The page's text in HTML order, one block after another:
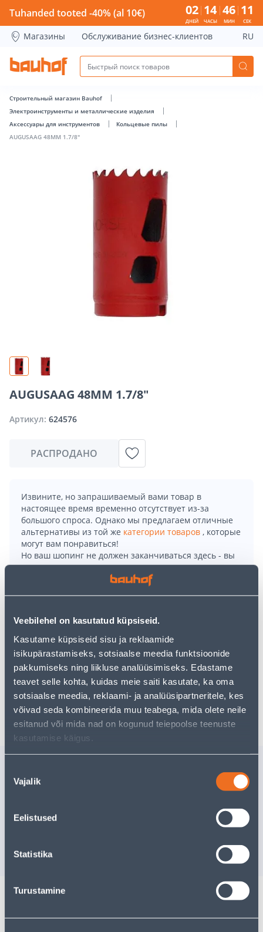
Veebilehel on kasutatud küpsiseid.
Kasutame küpsiseid sisu ja reklaamide
isikupärastamiseks, sotsiaalse meedia funktsioonide
pakkumiseks ning liikluse analüüsimiseks. Edastame
teavet selle kohta, kuidas meie saiti kasutate, ka oma
sotsiaalse meedia, reklaami- ja analüüsipartneritele, kes
võivad seda kombineerida muu teabega, mida olete neile
esitanud või mida nad on kogunud teiepoolse teenuste
kasutamise käigus.
valik
Vajalik
Eelistused
Statistika
Turustamine
AUGUSAAG 48MM 1.7/8&quot; - Bauhof has loaded
Tuhanded tooted -40% (al 10€) 02
ДНЕЙ
14
ЧАСЫ
46
МИН
11
СЕК
Магазины Обслуживание бизнес-клиентов RU
Строительный магазин Bauhof
Электроинструменты и металлические изделия
Аксессуары для инструментов
Кольцевые пилы
AUGUSAAG 48MM 1.7/8"
AUGUSAAG 48MM 1.7/8"
Артикул: 624576
РАСПРОДАНО
Извините, но запрашиваемый вами товар в
настоящее время временно отсутствует из-за
большого спроса. Однако мы предлагаем отличные
альтернативы из той же категории товаров , которые
могут вам понравиться!
Но ваш шопинг не должен заканчиваться здесь - вы
можете продолжить свои исследования, вернувшись
или используя нашу мощную
функцию поиска, чтобы найти еще более приятные
• Augusaag, mis mõeldud puidule ja metallile
• Sae läbimõõt on 48 mm
• 14-päevane tagastusõigus.
Доставка
Описание